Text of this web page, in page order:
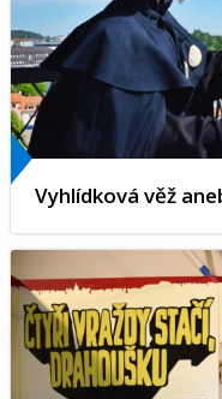
Vyhlídková věž